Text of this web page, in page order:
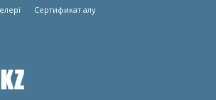
Сертификат алу